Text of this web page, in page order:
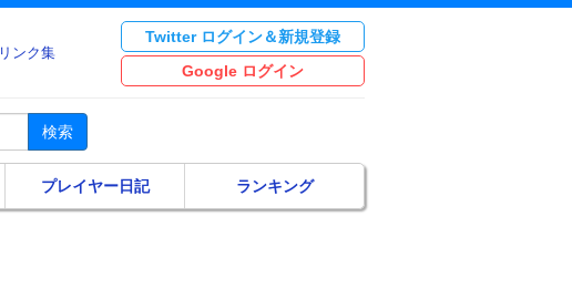
リンク集
Twitter ログイン＆新規登録
Google ログイン
検索
プレイヤー日記 ランキング